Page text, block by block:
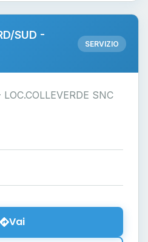
SUD -
SERVIZIO
SNC
Vai